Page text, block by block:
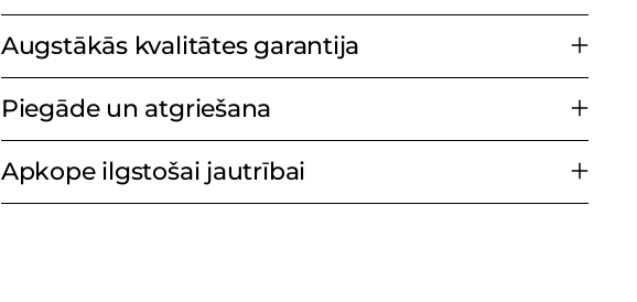
Augstākās kvalitātes garantija
Piegāde un atgriešana
Apkope ilgstošai jautrībai